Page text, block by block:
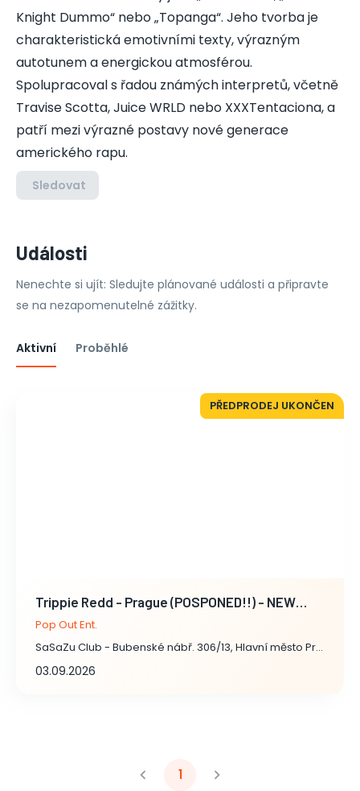
Knight Dummo“ nebo „Topanga“. Jeho tvorba je
charakteristická emotivními texty, výrazným
autotunem a energickou atmosférou.
Spolupracoval s řadou známých interpretů, včetně
Travise Scotta, Juice WRLD nebo XXXTentaciona, a
patří mezi výrazné postavy nové generace
amerického rapu.
Sledovat
Události
Nenechte si ujít: Sledujte plánované události a připravte
se na nezapomenutelné zážitky.
Aktivní Proběhlé
PŘEDPRODEJ UKONČEN
Trippie Redd - Prague (POSPONED!!) - NEW
DATE SOON
Pop Out Ent.
SaSaZu Club - Bubenské nábř. 306/13, Hlavní město Praha
03.09.2026
1